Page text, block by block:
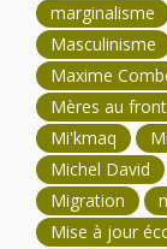
marginalisme
Masculinisme
Maxime
Mères au front
Mi'kmaq
Michel David
Migration
Mise à jour